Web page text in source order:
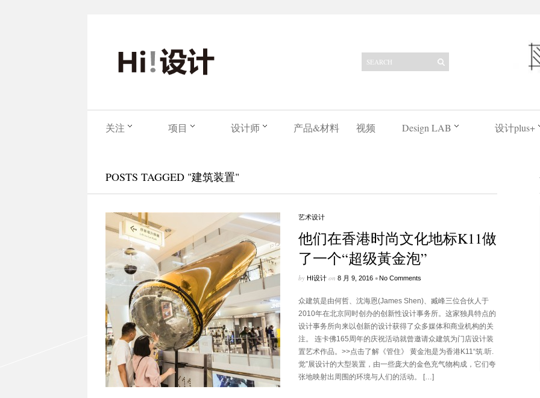
关注 项目 设计师 产品&材料 视频 Design LAB 设计plus+
POSTS TAGGED "建筑装置"
艺术设计
他们在香港时尚文化地标K11做
了一个“超级黃金泡”
by HI设计on 8 月 9, 2016 •No Comments
众建筑是由何哲、沈海恩(James Shen)、臧峰三位合伙人于
2010年在北京同时创办的创新性设计事务所。这家独具特点的
设计事务所向来以创新的设计获得了众多媒体和商业机构的关
注。 连卡佛165周年的庆祝活动就曾邀请众建筑为门店设计装
置艺术作品。>>点击了解《管住》 黄金泡是为香港K11“筑.听.
觉”展设计的大型装置，由一些庞大的金色充气物构成，它们夸
张地映射出周围的环境与人们的活动。 […]